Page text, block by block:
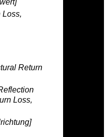
Loss,
Return
Loss,